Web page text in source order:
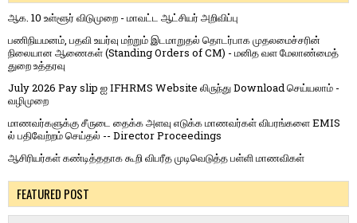
ஆக. 10 உள்ளூர் விடுமுறை - மாவட்ட ஆட்சியர் அறிவிப்பு
பணிநியமனம், பதவி உயர்வு மற்றும் இடமாறுதல் தொடர்பாக முதலமைச்சரின்
நிலையான ஆணைகள் (Standing Orders of CM) - மனித வள மேலாண்மைத்
துறை உத்தரவு
July 2026 Pay slip ஐ IFHRMS Website லிருந்து Download செய்யலாம் -
வழிமுறை
மாணவர்களுக்கு சீருடை தைக்க அளவு எடுக்க மாணவர்கள் விபரங்களை EMIS
ல் பதிவேற்றம் செய்தல் -- Director Proceedings
ஆசிரியர்கள் கண்டித்ததாக கூறி விபரீத முடிவெடுத்த பள்ளி மாணவிகள்
FEATURED POST